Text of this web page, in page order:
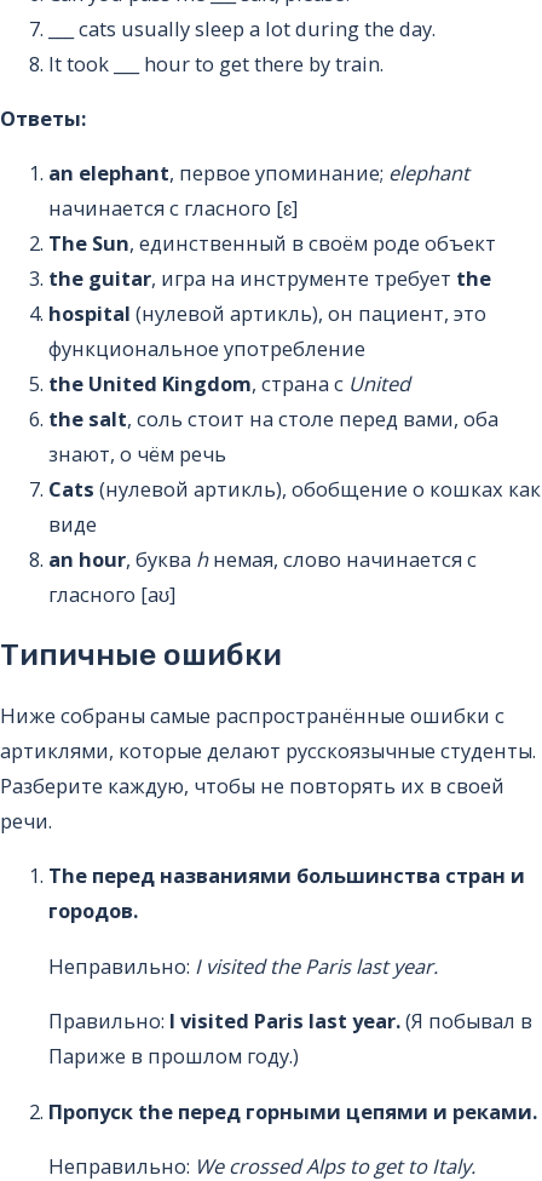
___ cats usually sleep a lot during the day.
It took ___ hour to get there by train.
Ответы:
an elephant, первое упоминание; elephant
начинается с гласного [ɛ]
The Sun, единственный в своём роде объект
the guitar, игра на инструменте требует the
hospital (нулевой артикль), он пациент, это
функциональное употребление
the United Kingdom, страна с United
the salt, соль стоит на столе перед вами, оба
знают, о чём речь
Cats (нулевой артикль), обобщение о кошках как
виде
an hour, буква hнемая, слово начинается с
гласного [aʊ]
Типичные ошибки
Ниже собраны самые распространённые ошибки с
артиклями, которые делают русскоязычные студенты.
Разберите каждую, чтобы не повторять их в своей
речи.
The перед названиями большинства стран и
городов.
Неправильно: I visited the Paris last year.
Правильно: I visited Paris last year.(Я побывал в
Париже в прошлом году.)
Пропуск the перед горными цепями и реками.
Неправильно: We crossed Alps to get to Italy.